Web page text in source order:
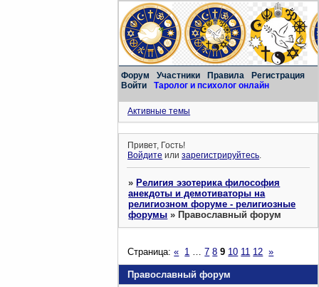
Форум Участники Правила
Регистрация
Войти
Таролог и психолог онлайн
Активные темы
Привет, Гость!
Войдите илизарегистрируйтесь.
»Религия эзотерика философия
анекдоты и демотиваторы на
религиозном форуме - религиозные
форумы »Православный форум
Православный форум
Страница:« 1 7 8 9 10 11 12 »